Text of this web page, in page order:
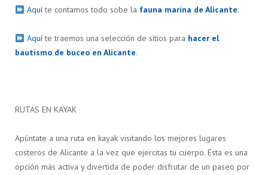
Aquíte contamos todo sobe la fauna marina de Alicante.
Aquíte traemos una selección de sitios para hacer el
bautismo de buceo en Alicante.
RUTAS EN KAYAK
Apúntate a una ruta en kayak visitando los mejores lugares
costeros de Alicante a la vez que ejercitas tu cuerpo. Esta es una
opción más activa y divertida de poder disfrutar de un paseo por